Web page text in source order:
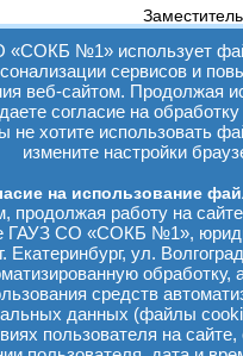
области
также
Союза
больницу
по итогам
детской
детей
«СОКБ №1» использует
сервисов и
веб-сайтом. Продолжая
согласие на
не хотите использовать
измените настройки
на использование
продолжая работу на
ГАУЗ СО «СОКБ №1»,
Екатеринбург, ул.
обработку,
средств
данных (файлы
пользователя на